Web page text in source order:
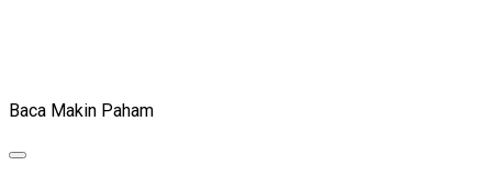
Baca Makin Paham
Expand